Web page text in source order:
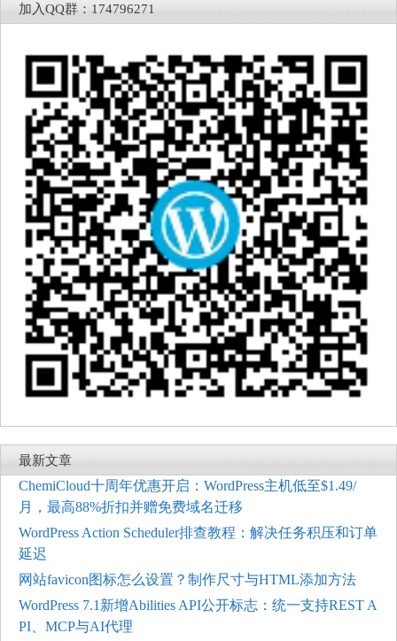
加入QQ群：174796271
最新文章
ChemiCloud十周年优惠开启：WordPress主机低至$1.49/
月，最高88%折扣并赠免费域名迁移
WordPress Action Scheduler排查教程：解决任务积压和订单
延迟
网站favicon图标怎么设置？制作尺寸与HTML添加方法
WordPress 7.1新增Abilities API公开标志：统一支持REST A
PI、MCP与AI代理